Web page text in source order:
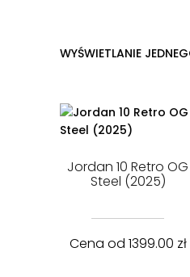
WYŚWIETLANIE
Jordan 10 Retro OG
Steel (2025)
Cena od 1399.00 zł